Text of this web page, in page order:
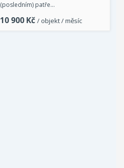
(posledním) patře…
10 900 Kč / objekt / měsíc